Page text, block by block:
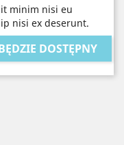
minim nisi eu
nisi ex deserunt.
DOSTĘPNY